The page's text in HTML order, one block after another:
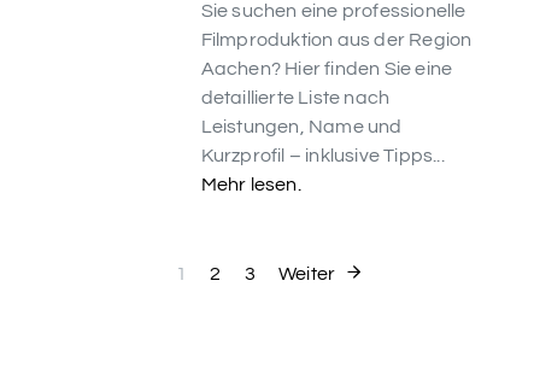
Sie suchen eine professionelle
Filmproduktion aus der Region
Aachen? Hier finden Sie eine
detaillierte Liste nach
Leistungen, Name und
Kurzprofil – inklusive Tipps...
Mehr lesen.
1 2 3 Weiter